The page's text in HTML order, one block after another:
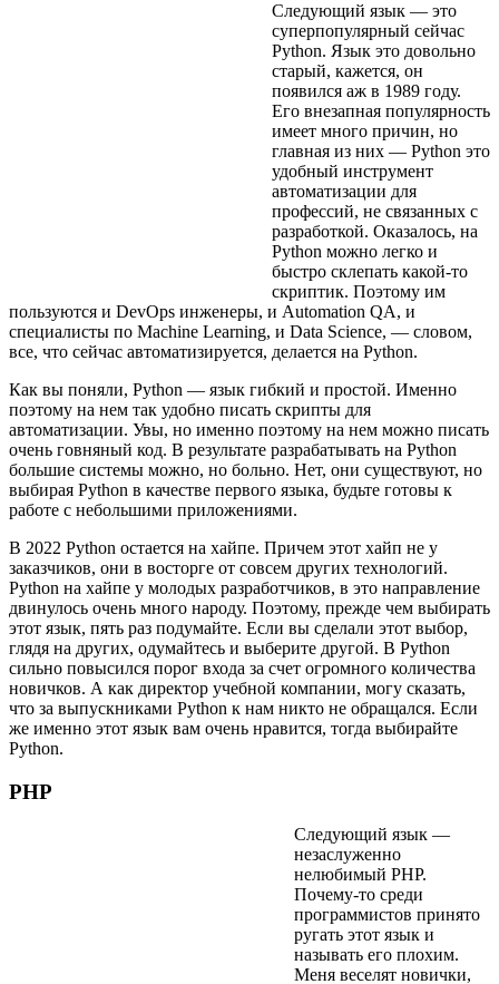
Следующий язык — это
суперпопулярный сейчас
Python. Язык это довольно
старый, кажется, он
появился аж в 1989 году.
Его внезапная популярность
имеет много причин, но
главная из них — Python это
удобный инструмент
автоматизации для
профессий, не связанных с
разработкой. Оказалось, на
Python можно легко и
быстро склепать какой-то
скриптик. Поэтому им
пользуются и DevOps инженеры, и Automation QA, и
специалисты по Machine Learning, и Data Science, — словом,
все, что сейчас автоматизируется, делается на Python.
Как вы поняли, Python — язык гибкий и простой. Именно
поэтому на нем так удобно писать скрипты для
автоматизации. Увы, но именно поэтому на нем можно писать
очень говняный код. В результате разрабатывать на Python
большие системы можно, но больно. Нет, они существуют, но
выбирая Python в качестве первого языка, будьте готовы к
работе с небольшими приложениями.
В 2022 Python остается на хайпе. Причем этот хайп не у
заказчиков, они в восторге от совсем других технологий.
Python на хайпе у молодых разработчиков, в это направление
двинулось очень много народу. Поэтому, прежде чем выбирать
этот язык, пять раз подумайте. Если вы сделали этот выбор,
глядя на других, одумайтесь и выберите другой. В Python
сильно повысился порог входа за счет огромного количества
новичков. А как директор учебной компании, могу сказать,
что за выпускниками Python к нам никто не обращался. Если
же именно этот язык вам очень нравится, тогда выбирайте
Python.
PHP
Следующий язык —
незаслуженно
нелюбимый PHP.
Почему-то среди
программистов принято
ругать этот язык и
называть его плохим.
Меня веселят новички,